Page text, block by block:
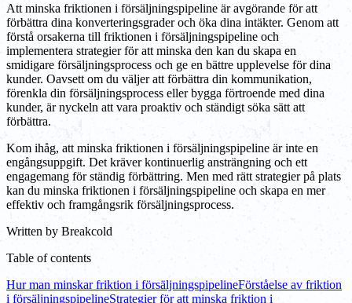
Att minska friktionen i försäljningspipeline är avgörande för att
förbättra dina konverteringsgrader och öka dina intäkter. Genom att
förstå orsakerna till friktionen i försäljningspipeline och
implementera strategier för att minska den kan du skapa en
smidigare försäljningsprocess och ge en bättre upplevelse för dina
kunder. Oavsett om du väljer att förbättra din kommunikation,
förenkla din försäljningsprocess eller bygga förtroende med dina
kunder, är nyckeln att vara proaktiv och ständigt söka sätt att
förbättra.
Kom ihåg, att minska friktionen i försäljningspipeline är inte en
engångsuppgift. Det kräver kontinuerlig ansträngning och ett
engagemang för ständig förbättring. Men med rätt strategier på plats
kan du minska friktionen i försäljningspipeline och skapa en mer
effektiv och framgångsrik försäljningsprocess.
Written by Breakcold
Table of contents
Hur man minskar friktion i försäljningspipelineFörståelse av friktion
i försäljningspipelineStrategier för att minska friktion i